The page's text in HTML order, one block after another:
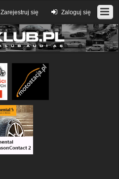
Zaloguj się
Zarejestruj się